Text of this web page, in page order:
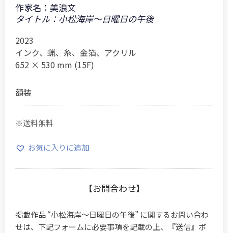
作家名： 美浪文
タイトル：小松海岸～日曜日の午後
2023
インク、蝋、糸、金箔、アクリル
652 × 530 mm (15F)
額装
※送料無料
お気に入りに追加
【お問合わせ】
掲載作品 “小松海岸～日曜日の午後” に関するお問い合わ
せは、下記フォームに必要事項を記載の上、『送信』ボ